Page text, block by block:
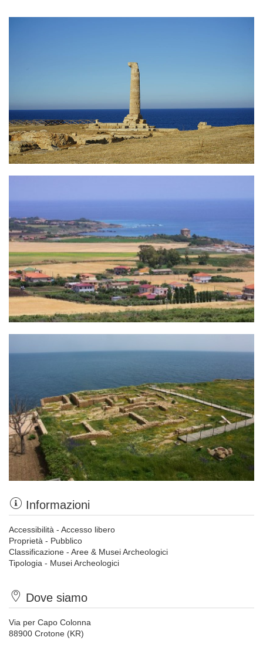
Informazioni
Accessibilità - Accesso libero
Proprietà - Pubblico
Classificazione - Aree & Musei Archeologici
Tipologia - Musei Archeologici
Dove siamo
Via per Capo Colonna
88900 Crotone (KR)